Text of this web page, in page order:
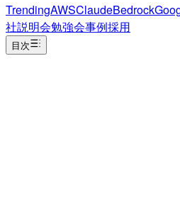
TrendingAWSClaudeBedrock
社説明会勉強会事例採用
目次